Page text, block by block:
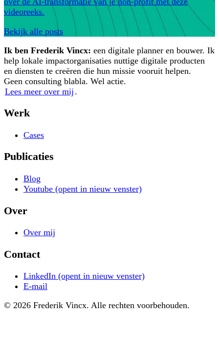
videoreeks.
Bekijk alle posts
Ik ben Frederik Vincx: een digitale planner en bouwer. Ik
help lokale impactorganisaties nuttige digitale producten
en diensten te creëren die hun missie vooruit helpen.
Geen consulting blabla. Wel actie.
Lees meer over mij .
Werk
Cases
Publicaties
Blog
Youtube (opent in nieuw venster)
Over
Over mij
Contact
LinkedIn (opent in nieuw venster)
E-mail
© 2026 Frederik Vincx. Alle rechten voorbehouden.